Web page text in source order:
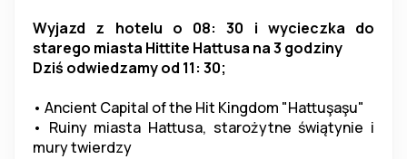
Wyjazd z hotelu o 08: 30 i wycieczka do
starego miasta Hittite Hattusa na 3 godziny
Dziś odwiedzamy od 11: 30;
• Ancient Capital of the Hit Kingdom "Hattuşaşu"
• Ruiny miasta Hattusa, starożytne świątynie i
mury twierdzy